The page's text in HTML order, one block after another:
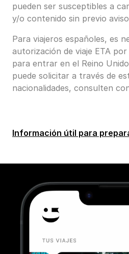
pueden ser susceptibles a
y/o contenido sin previo
Para viajeros españoles, es
autorización de viaje ETA
para entrar en el Reino
puede solicitar a través de
nacionalidades, consulten
Información útil para